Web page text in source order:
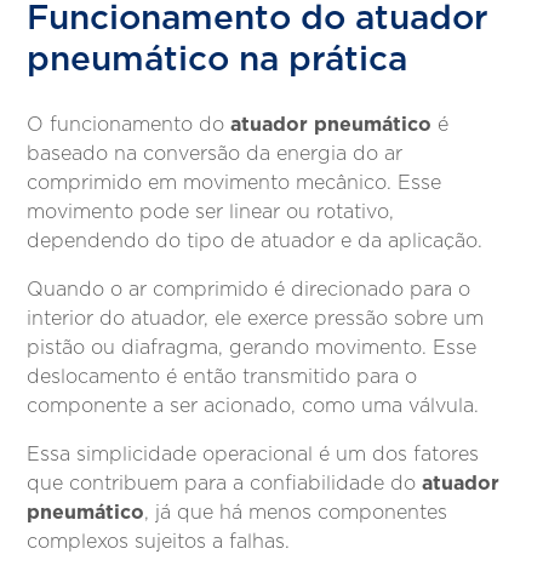
Funcionamento do atuador
pneumático na prática
O funcionamento doatuador pneumático é
baseado na conversão da energia do ar
comprimido em movimento mecânico. Esse
movimento pode ser linear ou rotativo,
dependendo do tipo de atuador e da aplicação.
Quando o ar comprimido é direcionado para o
interior do atuador, ele exerce pressão sobre um
pistão ou diafragma, gerando movimento. Esse
deslocamento é então transmitido para o
componente a ser acionado, como uma válvula.
Essa simplicidade operacional é um dos fatores
que contribuem para a confiabilidade doatuador
pneumático, já que há menos componentes
complexos sujeitos a falhas.